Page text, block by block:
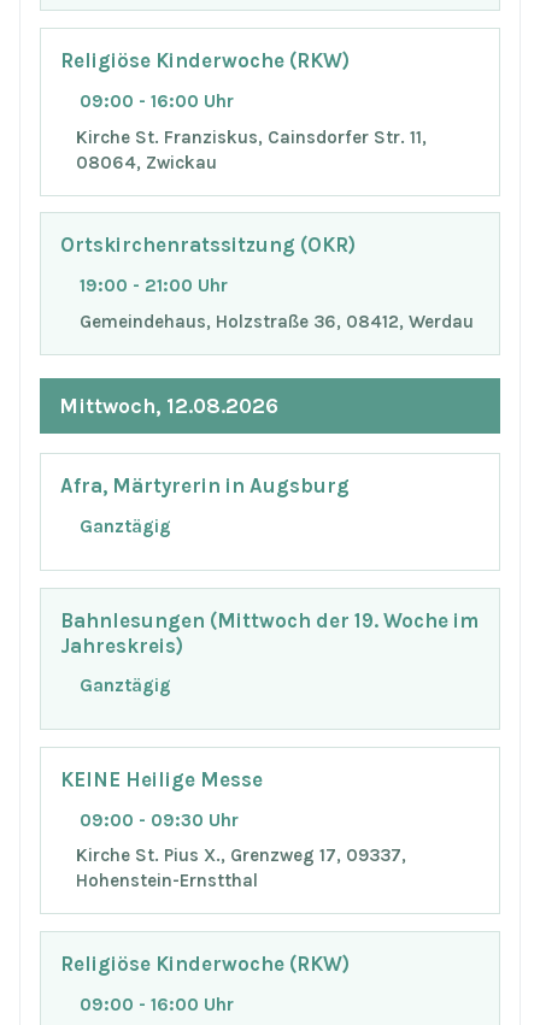
Religiöse Kinderwoche (RKW)
09:00 - 16:00 Uhr
Kirche St. Franziskus, Cainsdorfer Str. 11,
08064, Zwickau
Ortskirchenratssitzung (OKR)
19:00 - 21:00 Uhr
Gemeindehaus, Holzstraße 36, 08412, Werdau
Mittwoch, 12.08.2026
Afra, Märtyrerin in Augsburg
Ganztägig
Bahnlesungen (Mittwoch der 19. Woche im
Jahreskreis)
Ganztägig
KEINE Heilige Messe
09:00 - 09:30 Uhr
Kirche St. Pius X., Grenzweg 17, 09337,
Hohenstein-Ernstthal
Religiöse Kinderwoche (RKW)
09:00 - 16:00 Uhr